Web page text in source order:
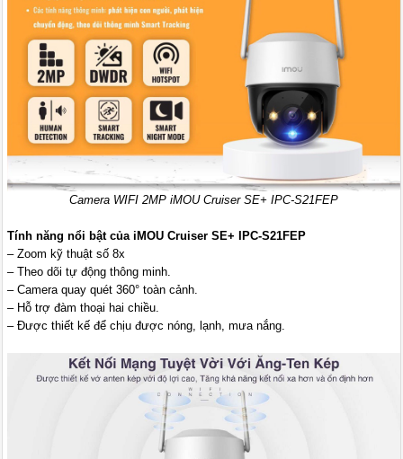
Camera WIFI 2MP iMOU Cruiser SE+ IPC-S21FEP
Tính năng nổi bật của iMOU Cruiser SE+ IPC-S21FEP
– Zoom kỹ thuật số 8x
– Theo dõi tự động thông minh.
– Camera quay quét 360° toàn cảnh.
– Hỗ trợ đàm thoại hai chiều.
– Được thiết kế để chịu được nóng, lạnh, mưa nắng.